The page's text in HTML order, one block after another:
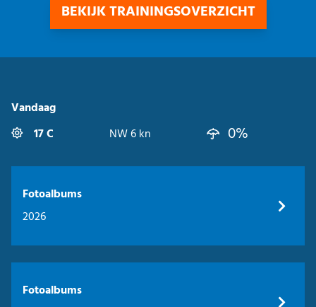
BEKIJK TRAININGSOVERZICHT
Vandaag
17 C
NW 6 kn 0%
Fotoalbums
2026
Fotoalbums